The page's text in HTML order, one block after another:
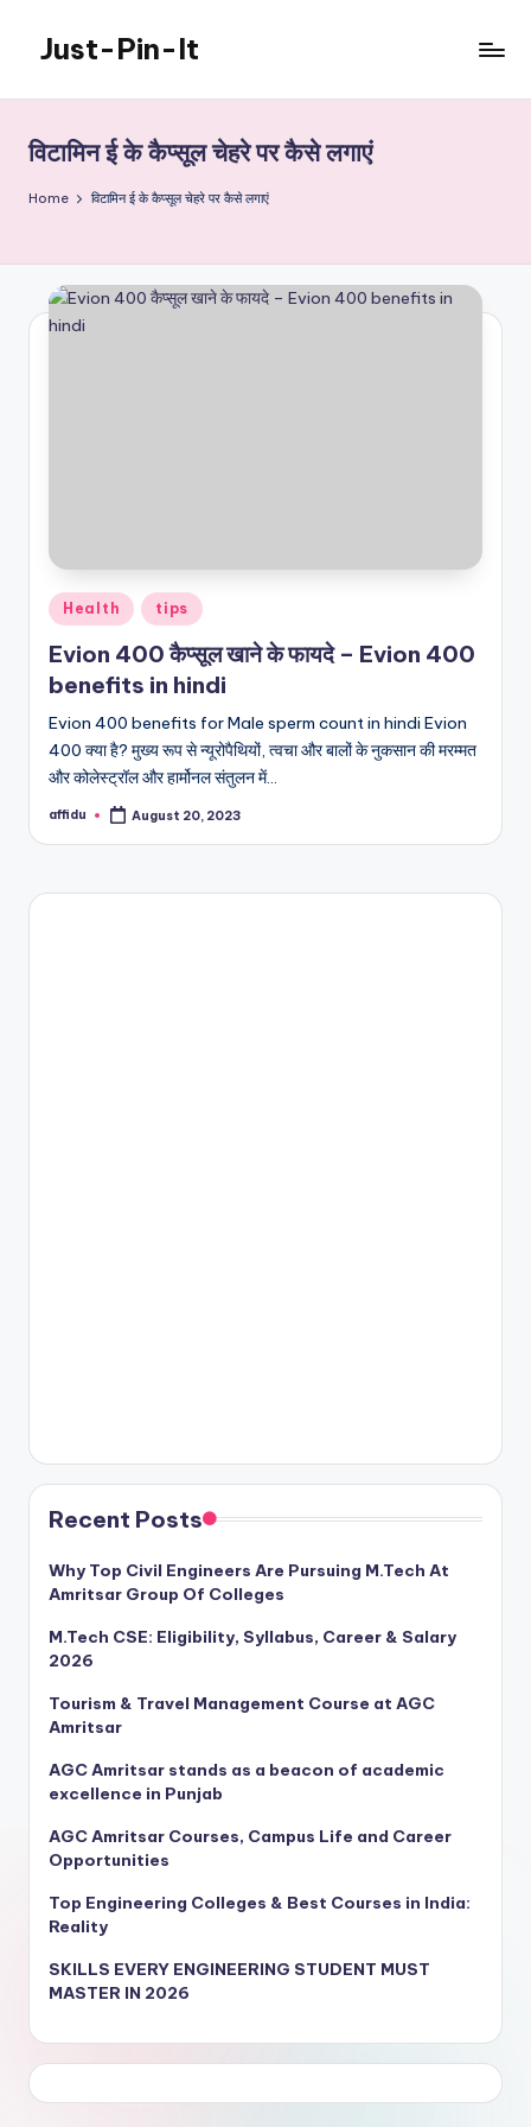
content
Just-Pin-It
विटामिन ई के कैप्सूल चेहरे पर कैसे लगाएं
Home विटामिन ई के कैप्सूल चेहरे पर कैसे लगाएं
Posted
in
Health tips
Evion 400 कैप्सूल खाने के फायदे – Evion 400
benefits in hindi
Evion 400 benefits for Male sperm count in hindi Evion
400 क्या है? मुख्य रूप से न्यूरोपैथियों, त्वचा और बालों के नुकसान की मरम्मत
और कोलेस्ट्रॉल और हार्मोनल संतुलन में…
Posted
affidu August 20, 2023
Recent Posts
Why Top Civil Engineers Are Pursuing M.Tech At
Amritsar Group Of Colleges
M.Tech CSE: Eligibility, Syllabus, Career & Salary
2026
Tourism & Travel Management Course at AGC
Amritsar
AGC Amritsar stands as a beacon of academic
excellence in Punjab
AGC Amritsar Courses, Campus Life and Career
Opportunities
Top Engineering Colleges & Best Courses in India:
Reality
SKILLS EVERY ENGINEERING STUDENT MUST
MASTER IN 2026